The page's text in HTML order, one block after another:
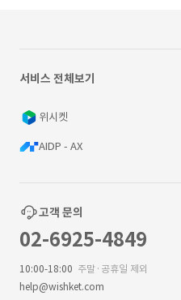
서비스 전체보기
위시켓
AIDP - AX
고객 문의
02-6925-4849
10:00-18:00 주말·공휴일 제외
help@wishket.com